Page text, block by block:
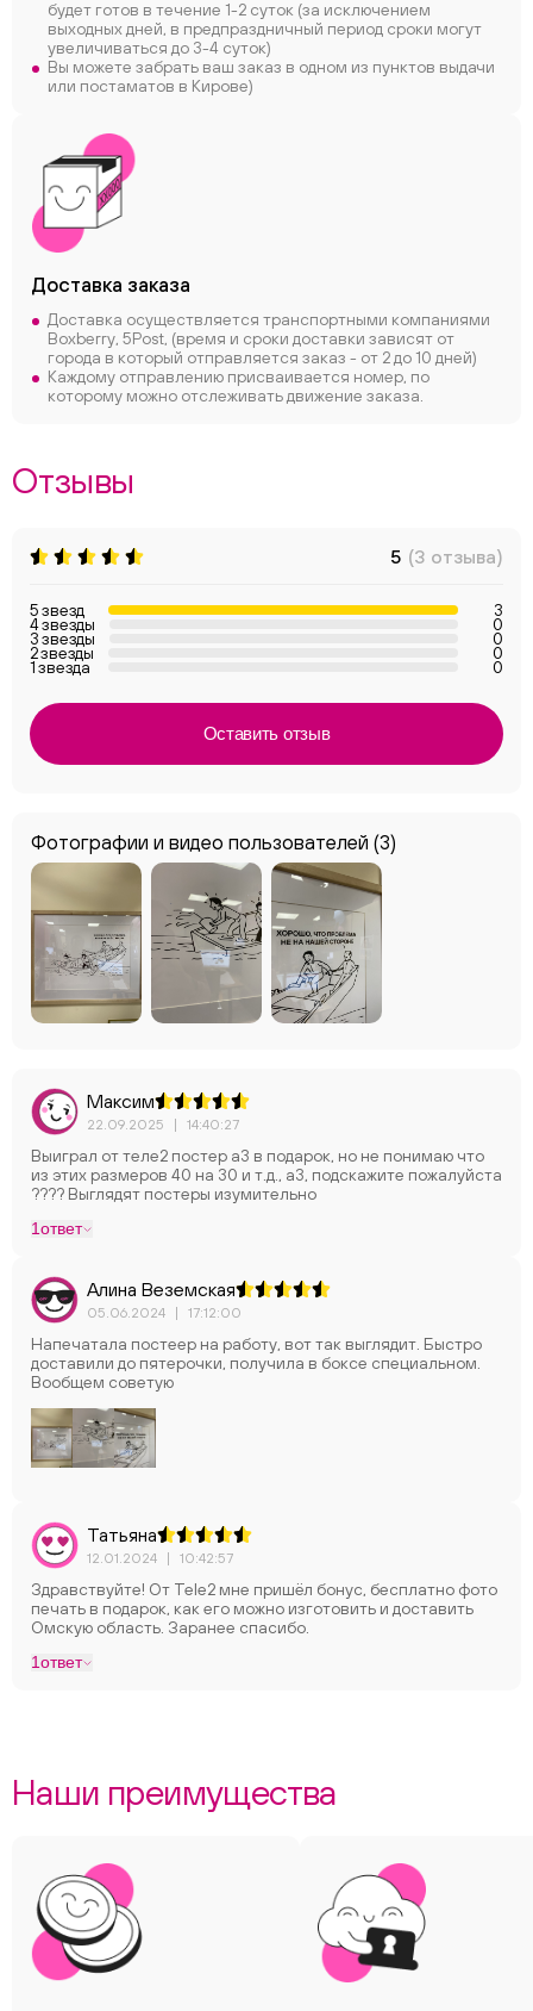
будет готов в течение 1-2 суток (за исключением
выходных дней, в предпраздничный период сроки могут
увеличиваться до 3-4 суток)
Вы можете забрать ваш заказ в одном из пунктов выдачи
или постаматов в Кирове)
Доставка заказа
Доставка осуществляется транспортными компаниями
Boxberry, 5Post, (время и сроки доставки зависят от
города в который отправляется заказ - от 2 до 10 дней)
Каждому отправлению присваивается номер, по
которому можно отслеживать движение заказа.
Отзывы
Фотографии и видео пользователей (3)
5 (3 отзыва)
5 звезд 3
4 звезды 0
3 звезды 0
2 звезды 0
1 звезда 0
Оставить отзыв
Максим
22.09.2025 | 14:40:27
Выиграл от теле2 постер а3 в подарок, но не понимаю что
из этих размеров 40 на 30 и т.д., а3, подскажите пожалуйста
???? Выглядят постеры изумительно
1ответ
Алина Веземская
05.06.2024 | 17:12:00
Напечатала постеер на работу, вот так выглядит. Быстро
доставили до пятерочки, получила в боксе специальном.
Вообщем советую
Татьяна
12.01.2024 | 10:42:57
Здравствуйте! От Tele2 мне пришёл бонус, бесплатно фото
печать в подарок, как его можно изготовить и доставить
Омскую область. Заранее спасибо.
1ответ
Наши преимущества